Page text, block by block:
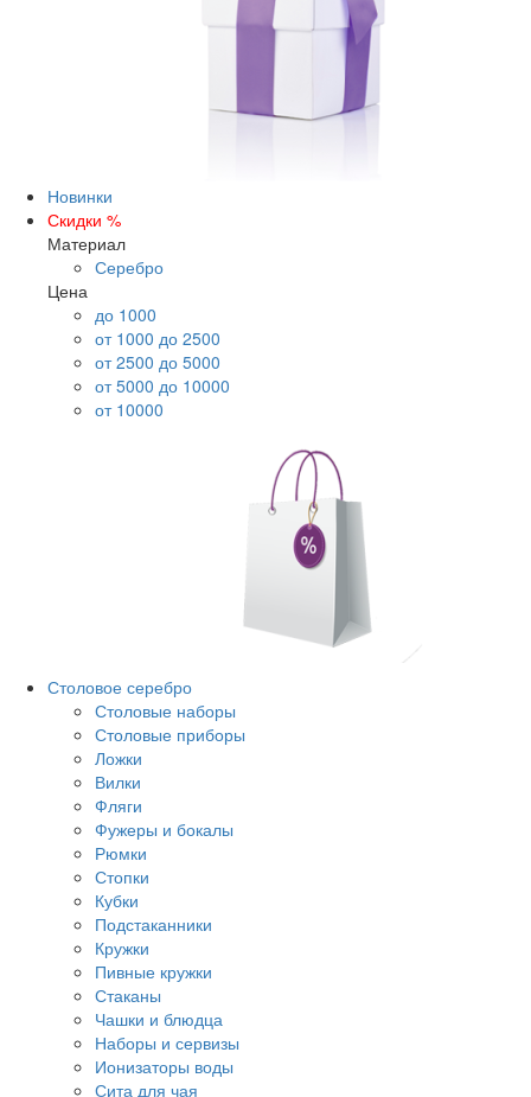
Новинки
Скидки %
Материал
Серебро
Цена
до 1000
от 1000 до 2500
от 2500 до 5000
от 5000 до 10000
от 10000
Столовое серебро
Столовые наборы
Столовые приборы
Ложки
Вилки
Фляги
Фужеры и бокалы
Рюмки
Стопки
Кубки
Подстаканники
Кружки
Пивные кружки
Стаканы
Чашки и блюдца
Наборы и сервизы
Ионизаторы воды
Сита для чая